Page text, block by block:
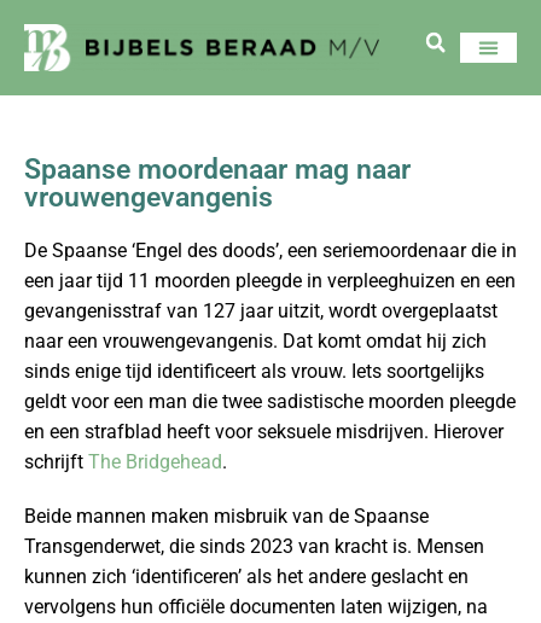
Spaanse moordenaar mag naar
vrouwengevangenis
De Spaanse ‘Engel des doods’, een seriemoordenaar die in
een jaar tijd 11 moorden pleegde in verpleeghuizen en een
gevangenisstraf van 127 jaar uitzit, wordt overgeplaatst
naar een vrouwengevangenis. Dat komt omdat hij zich
sinds enige tijd identificeert als vrouw. Iets soortgelijks
geldt voor een man die twee sadistische moorden pleegde
en een strafblad heeft voor seksuele misdrijven. Hierover
schrijft The Bridgehead.
Beide mannen maken misbruik van de Spaanse
Transgenderwet, die sinds 2023 van kracht is. Mensen
kunnen zich ‘identificeren’ als het andere geslacht en
vervolgens hun officiële documenten laten wijzigen, na